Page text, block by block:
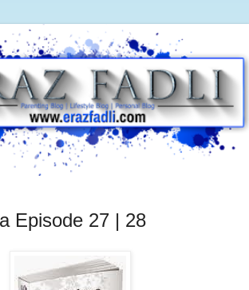
Episode 27 | 28